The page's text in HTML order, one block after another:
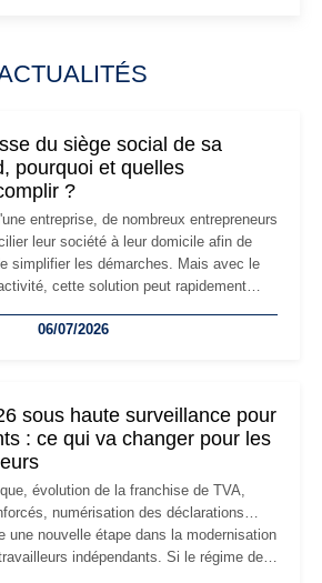
du siège social de sa
pourquoi et quelles
?
entreprise, de nombreux entrepreneurs
leur société à leur domicile afin de
simplifier les démarches. Mais avec le
cette solution peut rapidement
image de marque… Le
06/07/2026
sous haute surveillance pour
: ce qui va changer pour les
évolution de la franchise de TVA,
numérisation des déclarations…
une nouvelle étape dans la modernisation
indépendants. Si le régime de